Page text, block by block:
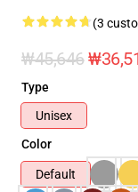
(3
₩45,646
Type
Unisex
Color
Default